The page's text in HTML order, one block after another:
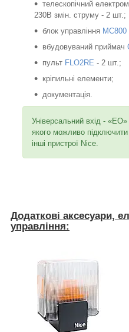
телескопічний
230В змін. струму - 2 шт.;
блок управління MC800
вбудовуваний приймач
пульт FLO2RE - 2 шт.;
кріпильні елементи;
документація.
Універсальний вхід -
якого можливо
інші пристрої Nice.
Додаткові аксесуари,
управління: